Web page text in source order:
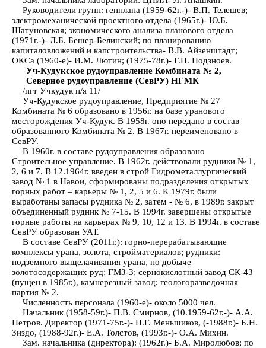
Руководители групп: генплана (1959-62г.-)- В.П. Телешев;
электромеханической проектного отдела (1965г.)- Ю.Б.
Шатуновская; экономического анализа планового отдела
(1971г.-)- Л.Б. Бешер-Белинский; по планированию
капиталовложений и капстроительства- В.В. Айзенштадт;
ОКСа (1960-е)- И.М. Лютин; (1975-78г.)- Г.П. Подзноев.
Уч-Кудукское рудоуправление Комбината № 2,
Северное рудоуправление (СевРУ) НГМК
/пгт Учкудук п/я 11/
Уч-Кудукское рудоуправление, Предприятие № 27
Комбината № 6 образовано в 1956г. на базе уранового
месторождения Уч-Кудук. В 1958г. оно передано в состав
образованного Комбината № 2. В 1967г. переименовано в
СевРУ.
В 1960г. в составе рудоуправления образовано
Строительное управление. В 1962г. действовали рудники № 1,
2, 6 и 7. В 12.1964г. введен в строй Гидрометаллургический
завод № 1 в Навои, сформированы подразделения открытых
горных работ – карьеры № 1, 2, 5 и 6. К 1979г. были
выработаны запасы рудника № 2, затем - № 6, в 1989г. закрыт
объединенный рудник № 7-15. В 1994г. завершены открытые
горные работы на карьерах № 9, 10, 12 и 13. В 1994г. в составе
СевРУ образован УАТ.
В составе СевРУ (2011г.): горно-перерабатывающие
комплексы урана, золота, стройматериалов; рудники:
подземного выщелачивания урана, по добыче
золотосодержащих руд; ГМЗ-3; сернокислотный завод СК-43
(пущен в 1985г.), камнерезный завод; геологоразведочная
партия № 2.
Численность персонала (1960-е)- около 5000 чел.
Начальник (1958-59г.)- П.В. Смирнов, (10.1959-62г.-)- А.А.
Петров. Директор (1971-75г.-)- П.Г. Меньшиков, (-1988г.)- Б.Н.
Зиздо, (1988-92г.)- Е.А. Толстов, (1993г.-)- О.А. Михин.
Зам. начальника (директора): (1962г.)- Б.А. Миролюбов; по